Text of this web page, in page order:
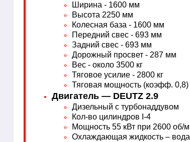
Ширина - 1600 мм
Высота 2250 мм
Колесная база - 1600 мм
Передний свес - 693 мм
Задний свес - 693 мм
Дорожный просвет - 287 мм
Вес - около 3500 кг
Тяговое усилие - 2800 кг
Тяговая мощность (коэфф. 0,8)
Двигатель — DEUTZ 2.9
Дизельный с турбонаддувом
Кол-во цилиндров I-4
Мощность 55 кВт при 2600 об/
Охлаждающая жидкость – вода